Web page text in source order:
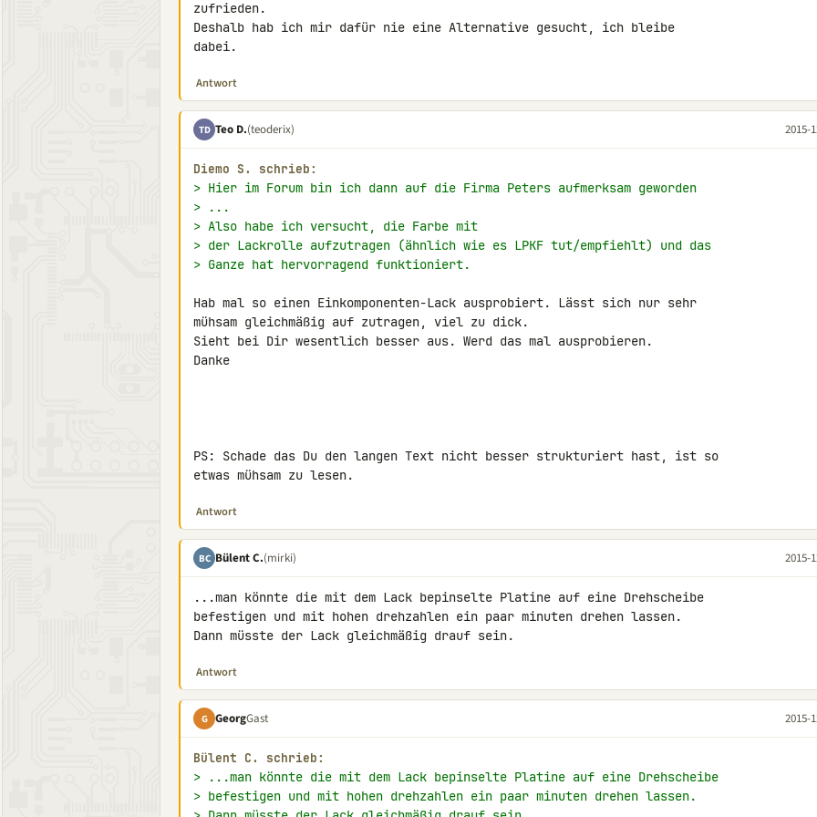
zufrieden.
Deshalb hab ich mir dafür nie eine Alternative gesucht, ich bleibe
dabei.
Antwort
TD Teo D.(teoderix) 2015-
Diemo S. schrieb:
> Hier im Forum bin ich dann auf die Firma Peters aufmerksam geworden
> ...
> Also habe ich versucht, die Farbe mit
> der Lackrolle aufzutragen (ähnlich wie es LPKF tut/empfiehlt) und das
> Ganze hat hervorragend funktioniert.
Hab mal so einen Einkomponenten-Lack ausprobiert. Lässt sich nur sehr
mühsam gleichmäßig auf zutragen, viel zu dick.
Sieht bei Dir wesentlich besser aus. Werd das mal ausprobieren.
Danke
PS: Schade das Du den langen Text nicht besser strukturiert hast, ist so
etwas mühsam zu lesen.
Antwort
BC Bülent C.(mirki) 2015-
...man könnte die mit dem Lack bepinselte Platine auf eine Drehscheibe
befestigen und mit hohen drehzahlen ein paar minuten drehen lassen.
Dann müsste der Lack gleichmäßig drauf sein.
Antwort
G GeorgGast 2015-
Bülent C. schrieb:
> ...man könnte die mit dem Lack bepinselte Platine auf eine Drehscheibe
> befestigen und mit hohen drehzahlen ein paar minuten drehen lassen.